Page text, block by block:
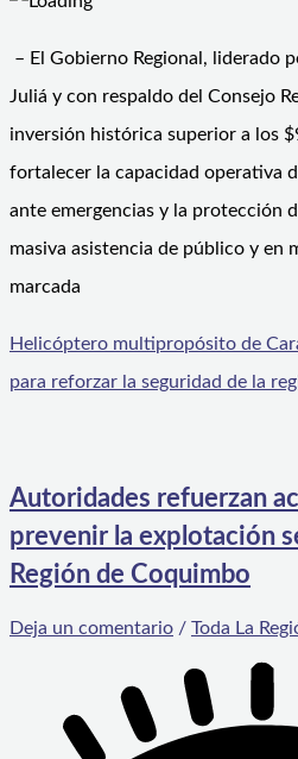
– El Gobierno Regional, liderado
Juliá y con respaldo del Consejo
inversión histórica superior a los
fortalecer la capacidad operativa
ante emergencias y la protección
masiva asistencia de público y en
marcada
Helicóptero multipropósito de
para reforzar la seguridad de la
Autoridades refuerzan
prevenir la explotación
Región de Coquimbo
Deja un comentario / Toda La